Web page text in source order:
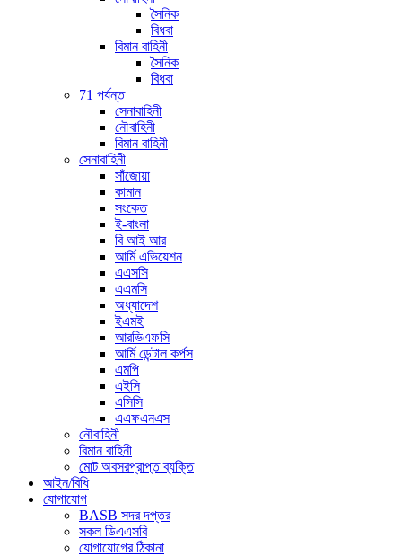
সৈনিক
বিধবা
বিমান বাহিনী
সৈনিক
বিধবা
71 পর্যন্ত
সেনাবাহিনী
নৌবাহিনী
বিমান বাহিনী
সেনাবাহিনী
সাঁজোয়া
কামান
সংকেত
ই-বাংলা
বি আই আর
আর্মি এভিয়েশন
এএসসি
এএমসি
অধ্যাদেশ
ইএমই
আরভিএফসি
আর্মি ডেন্টাল কর্পস
এমপি
এইসি
এসিসি
এএফএনএস
নৌবাহিনী
বিমান বাহিনী
মোট অবসরপ্রাপ্ত ব্যক্তি
আইন/বিধি
যোগাযোগ
BASB সদর দপ্তর
সকল ডিএএসবি
যোগাযোগের ঠিকানা